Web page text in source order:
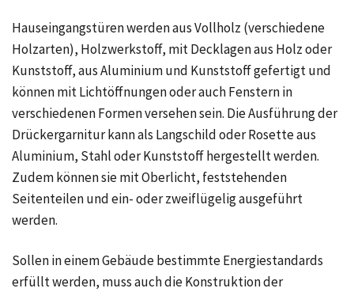
Hauseingangstüren werden aus Vollholz (verschiedene
Holzarten), Holzwerkstoff, mit Decklagen aus Holz oder
Kunststoff, aus Aluminium und Kunststoff gefertigt und
können mit Lichtöffnungen oder auch Fenstern in
verschiedenen Formen versehen sein. Die Ausführung der
Drückergarnitur kann als Langschild oder Rosette aus
Aluminium, Stahl oder Kunststoff hergestellt werden.
Zudem können sie mit Oberlicht, feststehenden
Seitenteilen und ein- oder zweiflügelig ausgeführt
werden.
Sollen in einem Gebäude bestimmte Energiestandards
erfüllt werden, muss auch die Konstruktion der